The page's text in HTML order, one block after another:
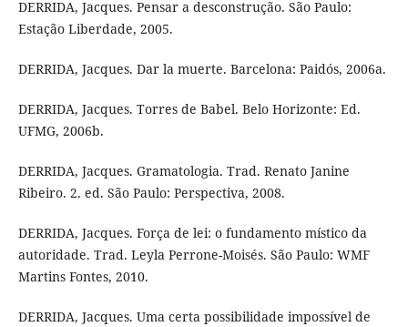
DERRIDA, Jacques. Pensar a desconstrução. São Paulo:
Estação Liberdade, 2005.
DERRIDA, Jacques. Dar la muerte. Barcelona: Paidós, 2006a.
DERRIDA, Jacques. Torres de Babel. Belo Horizonte: Ed.
UFMG, 2006b.
DERRIDA, Jacques. Gramatologia. Trad. Renato Janine
Ribeiro. 2. ed. São Paulo: Perspectiva, 2008.
DERRIDA, Jacques. Força de lei: o fundamento místico da
autoridade. Trad. Leyla Perrone-Moisés. São Paulo: WMF
Martins Fontes, 2010.
DERRIDA, Jacques. Uma certa possibilidade impossível de